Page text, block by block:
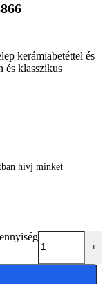
kerámiabetéttel és
és klasszikus
hívj minket
+